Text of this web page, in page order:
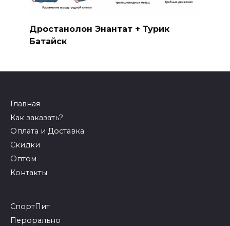
Дростанолон Энантат + Турик
Батайск
Главная
Как заказать?
Оплата и Доставка
Скидки
Оптом
Контакты
СпортПит
Перорально